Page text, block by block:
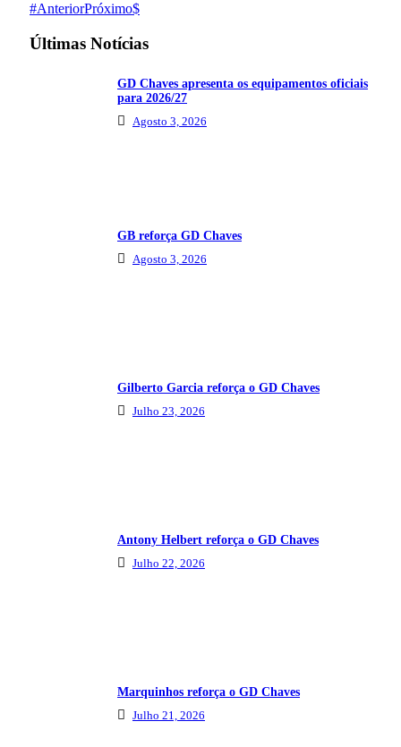
AnteriorPróximo
Últimas Notícias
GD Chaves apresenta os equipamentos oficiais
para 2026/27
Agosto 3, 2026
GB reforça GD Chaves
Agosto 3, 2026
Gilberto Garcia reforça o GD Chaves
Julho 23, 2026
Antony Helbert reforça o GD Chaves
Julho 22, 2026
Marquinhos reforça o GD Chaves
Julho 21, 2026